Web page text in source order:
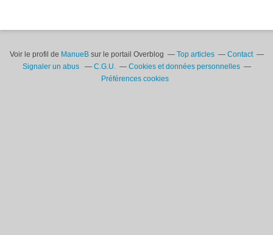
Voir le profil de ManueBsur le portail Overblog Top articles
Contact
Signaler un abus
C.G.U.
Cookies et données personnelles
Préférences cookies